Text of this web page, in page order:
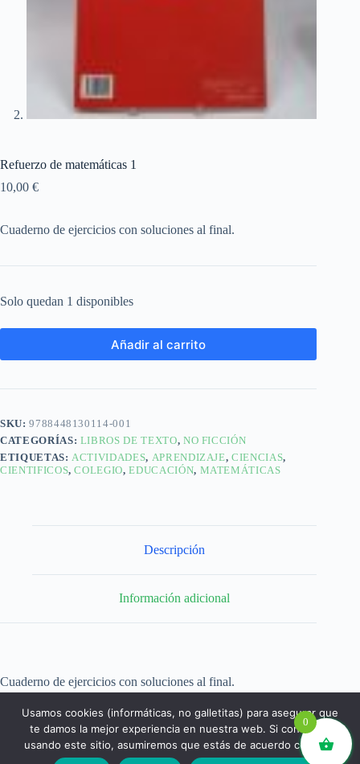
Refuerzo de matemáticas 1
10,00 €
Cuaderno de ejercicios con soluciones al final.
Solo quedan 1 disponibles
Añadir al carrito
SKU:9788448130114-001
CATEGORÍAS: LIBROS DE TEXTO, NO FICCIÓN
ETIQUETAS:ACTIVIDADES, APRENDIZAJE,CIENCIAS,
CIENTIFICOS,COLEGIO,EDUCACIÓN, MATEMÁTICAS
Descripción
Información adicional
Cuaderno de ejercicios con soluciones al final.
0
Usamos cookies (informáticas, no galletitas) para asegurar que
te damos la mejor experiencia en nuestra web. Si continúas
usando este sitio, asumiremos que estás de acuerdo con ello.